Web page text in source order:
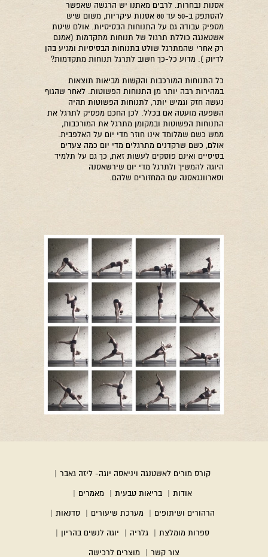
אסנות נבחרות. לרבים מאתנו יש הרגשה שאפשר
להסתפק ב-50 עד 80 אסנות עיקריות, משום שיש
מספיק עבודה גם על התנוחות הבסיסיות. אולם שיטת
אשטאנגה כוללת תרגול של תנוחות מתקדמות (אמנם
רק אחרי שהמתרגל שולט בתנוחות הבסיסיות ומגיע בהן
לדיוק ). מדוע כל-כך חשוב לתרגל תנוחות מתקדמות?
כל התנוחות המורכבות והקשות מביאות תוצאות
במהירות רבה יותר מן התנוחות הפשוטות. לאחר שהגוף
נעשה חזק וגמיש יותר, לתנוחות הפשוטות תהיה
השפעה מועטה אם בכלל. לכן החכם מפסיק לתרגל את
התנוחות הפשוטות ובמקומן מתרגל את המורכבות,
ממש כשם שמלומד אינו חוזר מדי יום על האלפבית.
אולם, כשם שרקדנים מתרגלים מדי יום כמה צעדים
בסיסיים ואינם פוסקים לעשות זאת, כך גם על תלמיד
היוגה להמשיך ולתרגל מדי יום שירשאסנה
וסארוונגאסנה עם המחזורים שלהם.
קורס מורים לאשטנגה ויניאסה יוגה- ליזה גאבר
אודות בריאות טבעית מאמרים
הרהורים ושיתופים מערכת שיעורים סדנאות
ספרות מומלצת גלריה יוגה לנשים בהריון
צור קשר מוצרים לרכישה